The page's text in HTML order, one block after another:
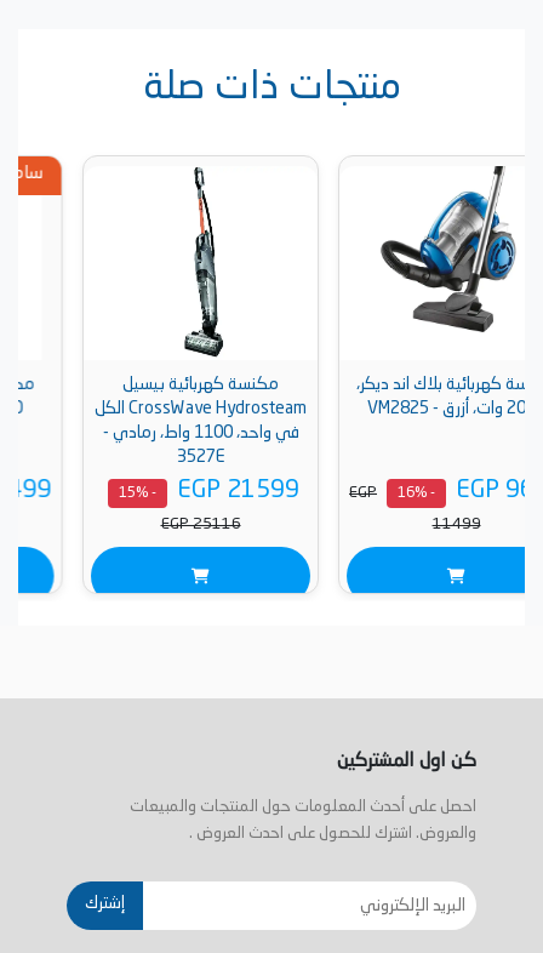
منتجات ذات صلة
ديكر،
EGP
مكنسة كهربائية بيسيل
CrossWave Hydrosteam الكل
في واحد، 1100 واط، رمادي -
EGP 21599
- 15%
مكنسة كهربائية
2000 وات، ازرق/ اسود -
VC20M2510WB/GT
EGP 6499
كن اول المشتركين
احصل على أحدث المعلومات حول المنتجات والمبيعات
والعروض. اشترك للحصول على احدث العروض .
إشترك